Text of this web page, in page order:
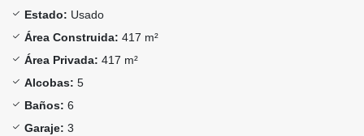
Estado: Usado
Área Construida: 417 m²
Área Privada: 417 m²
Alcobas: 5
Baños: 6
Garaje: 3